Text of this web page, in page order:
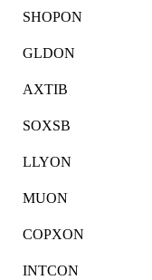
SHOPON
GLDON
AXTIB
SOXSB
LLYON
MUON
COPXON
INTCON